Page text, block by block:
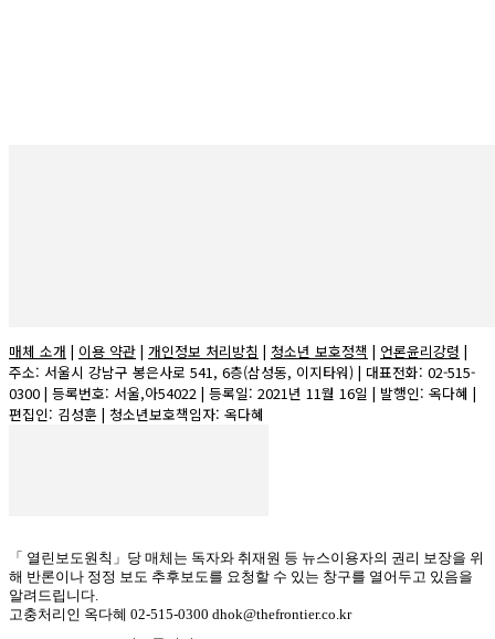
매체 소개 | 이용 약관 | 개인정보 처리방침 | 청소년 보호정책 | 언론윤리강령 |
주소: 서울시 강남구 봉은사로 541, 6층(삼성동, 이지타워) | 대표전화: 02-515-
0300 | 등록번호: 서울,아54022 | 등록일: 2021년 11월 16일 | 발행인: 옥다혜 |
편집인: 김성훈 | 청소년보호책임자: 옥다혜
「 열린보도원칙」당 매체는 독자와 취재원 등 뉴스이용자의 권리 보장을 위
해 반론이나 정정 보도 추후보도를 요청할 수 있는 창구를 열어두고 있음을
알려드립니다.
고충처리인 옥다혜 02-515-0300 dhok@thefrontier.co.kr